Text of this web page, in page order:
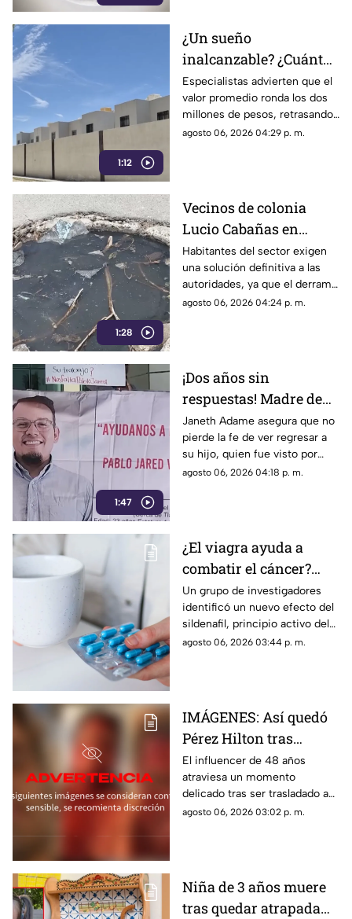
1:12
¿Un sueño
inalcanzable? ¿Cuánto
cuesta comprar una
casa en La Laguna?
Especialistas advierten que el
valor promedio ronda los dos
millones de pesos, retrasando
considerablemente la edad en
agosto 06, 2026 04:29 p. m.
1:28
Vecinos de colonia
Lucio Cabañas en
Lerdo exigen a SAPAL
reparar constante brote
de aguas negras
Habitantes del sector exigen
una solución definitiva a las
autoridades, ya que el derrame
representa un grave foco de
agosto 06, 2026 04:24 p. m.
1:47
¡Dos años sin
respuestas! Madre de
Pablo Jared mantiene
la esperanza de
encontrarlo con vida
Janeth Adame asegura que no
pierde la fe de ver regresar a
su hijo, quien fue visto por
última vez el 30 de julio de
agosto 06, 2026 04:18 p. m.
¿El viagra ayuda a
combatir el cáncer?
Estudio revela que
podría frenar la
metástasis
Un grupo de investigadores
identificó un nuevo efecto del
sildenafil, principio activo del
viagra, que podría cambiar su
agosto 06, 2026 03:44 p. m.
IMÁGENES: Así quedó
Pérez Hilton tras
agresiones durante en
vivo de TikTok
El influencer de 48 años
atraviesa un momento
delicado tras ser trasladado a
un hospital por cuerpos de
agosto 06, 2026 03:02 p. m.
Niña de 3 años muere
tras quedar atrapada